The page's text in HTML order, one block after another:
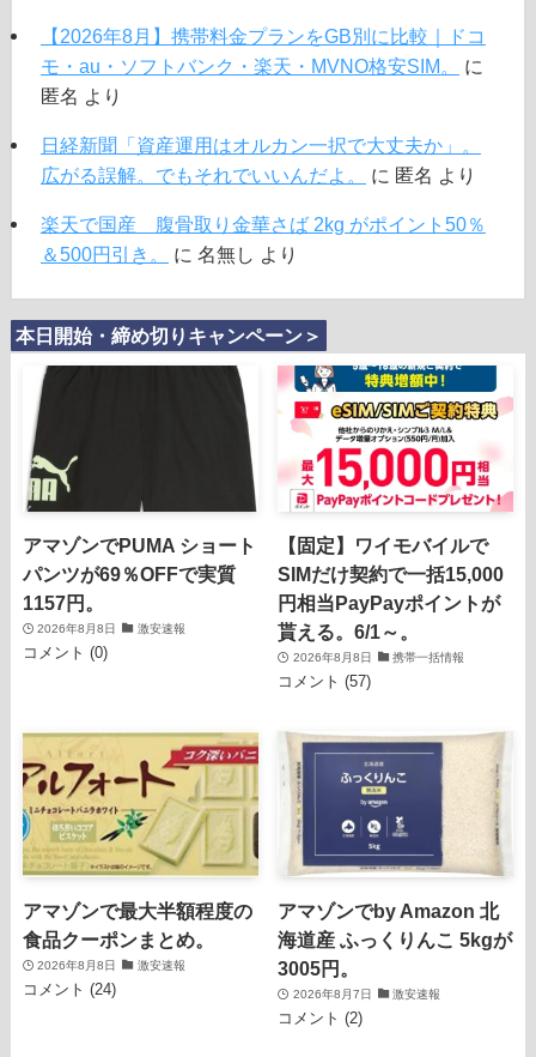
【2026年8月】携帯料金プランをGB別に比較｜ドコ
モ・au・ソフトバンク・楽天・MVNO格安SIM。
に
匿名 より
日経新聞「資産運用はオルカン一択で大丈夫か」。
広がる誤解。でもそれでいいんだよ。
に 匿名 より
楽天で国産 腹骨取り金華さば 2kg がポイント50％
＆500円引き。
に 名無し より
本日開始・締め切りキャンペーン＞
アマゾンでPUMA ショート
パンツが69％OFFで実質
1157円。
2026年8月8日 激安速報
コメント (0)
【固定】ワイモバイルで
SIMだけ契約で一括15,000
円相当PayPayポイントが
貰える。6/1～。
2026年8月8日 携帯一括情報
コメント (57)
アマゾンで最大半額程度の
食品クーポンまとめ。
2026年8月8日 激安速報
コメント (24)
アマゾンでby Amazon 北
海道産 ふっくりんこ 5kgが
3005円。
2026年8月7日 激安速報
コメント (2)